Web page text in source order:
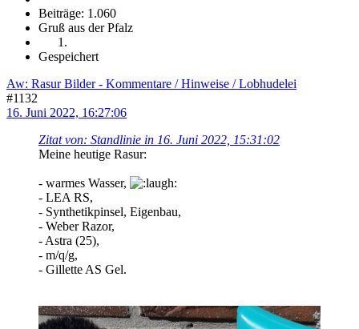
Beiträge: 1.060
Gruß aus der Pfalz
Gespeichert
Aw: Rasur Bilder - Kommentare / Hinweise / Lobhudelei
#1132
16. Juni 2022, 16:27:06
Zitat von: Standlinie in 16. Juni 2022, 15:31:02
Meine heutige Rasur:
- warmes Wasser,
- LEA RS,
- Synthetikpinsel, Eigenbau,
- Weber Razor,
- Astra (25),
- m/q/g,
- Gillette AS Gel.